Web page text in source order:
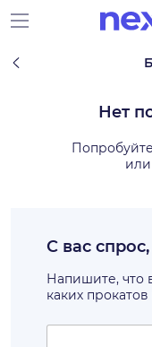
Нет
или
С вас
Напишите, что
каких